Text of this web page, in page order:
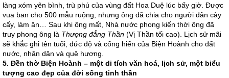
làng xóm yên bình, trù phú của vùng đất Hoa Duệ lúc bấy giờ. Được
vua ban cho 500 mẫu ruộng, nhưng ông đã chia cho người dân cày
cấy, làm ăn… Sau khi ông mất, Nhà nước phong kiến thời ông đã
truy phong ông là Thượng đẳng Thần (Vị Thần tối cao). Lịch sử mãi
sẽ khắc ghi tên tuổi, đức độ và cống hiến của Biện Hoành cho đất
nước, nhân dân và quê hương.
5. Đền thờ Biện Hoành – một di tích văn hoá, lịch sử, một biểu
tượng cao đẹp của đời sống tinh thần